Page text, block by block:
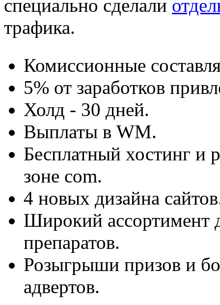
специально сделали
трафика.
Комиссионные
5% от заработков
Холд - 30 дней.
Выплаты в WM.
Бесплатный хостинг и
зоне com.
4 новых дизайна
Широкий ассортимент
препаратов.
Розыгрыши призов и
адвертов.